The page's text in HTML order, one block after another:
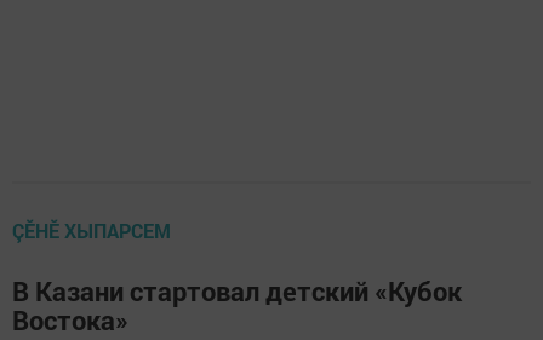
ÇӖНӖ ХЫПАРСЕМ
В Казани стартовал детский «Кубок
Востока»